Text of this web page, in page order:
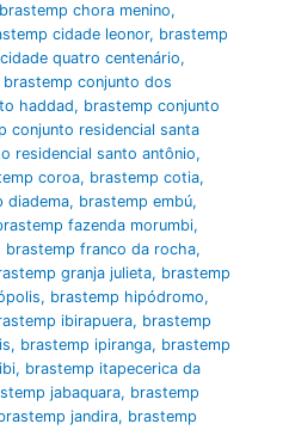
brastemp chora menino,
cidade leonor, brastemp
quatro centenário,
brastemp conjunto dos
haddad, brastemp conjunto
conjunto residencial santa
residencial santo antônio,
coroa, brastemp cotia,
diadema, brastemp embú,
fazenda morumbi,
brastemp franco da rocha,
granja julieta, brastemp
, brastemp hipódromo,
ibirapuera, brastemp
, brastemp ipiranga, brastemp
, brastemp itapecerica da
jabaquara, brastemp
jandira, brastemp